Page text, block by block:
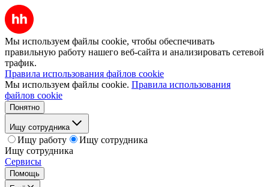
Мы используем файлы cookie, чтобы обеспечивать
правильную работу нашего веб-сайта и анализировать сетевой
трафик.
Правила использования файлов cookie
Мы используем файлы cookie. Правила использования
файлов cookie
Понятно
Ищу сотрудника
Ищу работу
Ищу сотрудника
Ищу сотрудника
Сервисы
Помощь